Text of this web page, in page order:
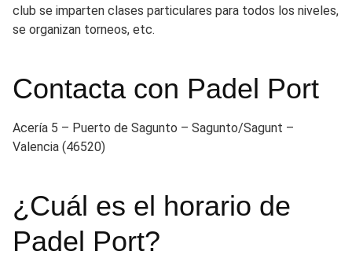
club se imparten clases particulares para todos los niveles,
se organizan torneos, etc.
Contacta con Padel Port
Acería 5 – Puerto de Sagunto – Sagunto/Sagunt –
Valencia (46520)
¿Cuál es el horario de
Padel Port?